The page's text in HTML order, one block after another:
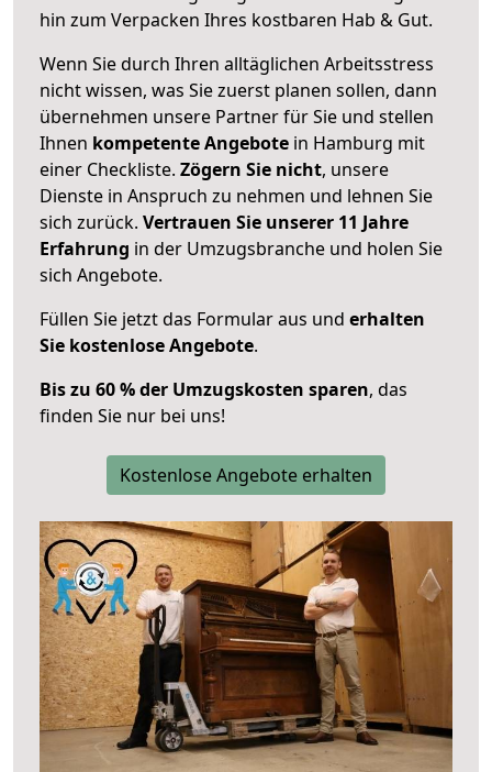
hin zum Verpacken Ihres kostbaren Hab & Gut.
Wenn Sie durch Ihren alltäglichen Arbeitsstress
nicht wissen, was Sie zuerst planen sollen, dann
übernehmen unsere Partner für Sie und stellen
Ihnen kompetente Angebote in Hamburg mit
einer Checkliste. Zögern Sie nicht, unsere
Dienste in Anspruch zu nehmen und lehnen Sie
sich zurück. Vertrauen Sie unserer 11 Jahre
Erfahrung in der Umzugsbranche und holen Sie
sich Angebote.
Füllen Sie jetzt das Formular aus und erhalten
Sie kostenlose Angebote.
Bis zu 60 % der Umzugskosten sparen, das
finden Sie nur bei uns!
Kostenlose Angebote erhalten